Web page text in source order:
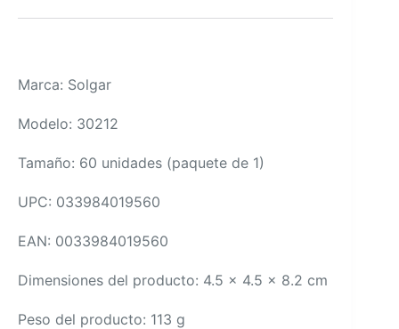
Marca: Solgar
Modelo: 30212
Tamaño: 60 unidades (paquete de 1)
UPC: 033984019560
EAN: 0033984019560
Dimensiones del producto: 4.5 x 4.5 x 8.2 cm
Peso del producto: 113 g